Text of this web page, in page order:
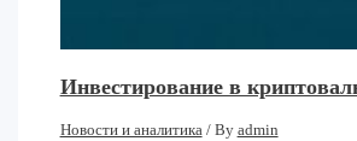
Инвестирование в
Новости и аналитика/ By admin